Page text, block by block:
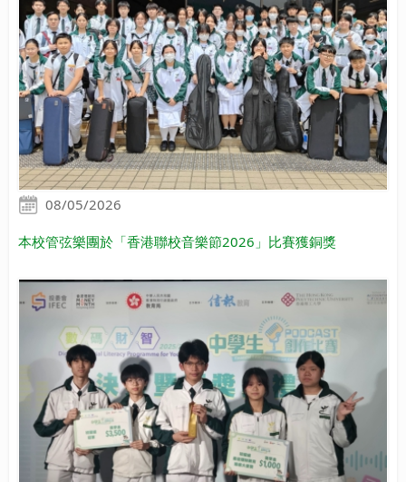
08/05/2026
本校管弦樂團於「香港聯校音樂節2026」比賽獲銅獎